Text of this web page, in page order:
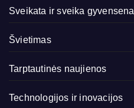
Sveikata ir sveika gyvensena
Švietimas
Tarptautinės naujienos
Technologijos ir inovacijos